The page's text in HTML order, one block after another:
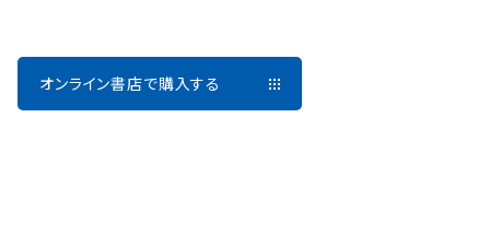
オンライン書店で購入する